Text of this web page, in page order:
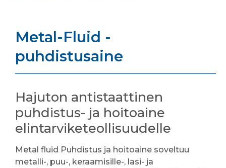
Metal-Fluid -
puhdistusaine
Hajuton antistaattinen
puhdistus- ja hoitoaine
elintarviketeollisuudelle
Metal fluid Puhdistus ja hoitoaine soveltuu
metalli-, puu-, keraamisille-, lasi- ja